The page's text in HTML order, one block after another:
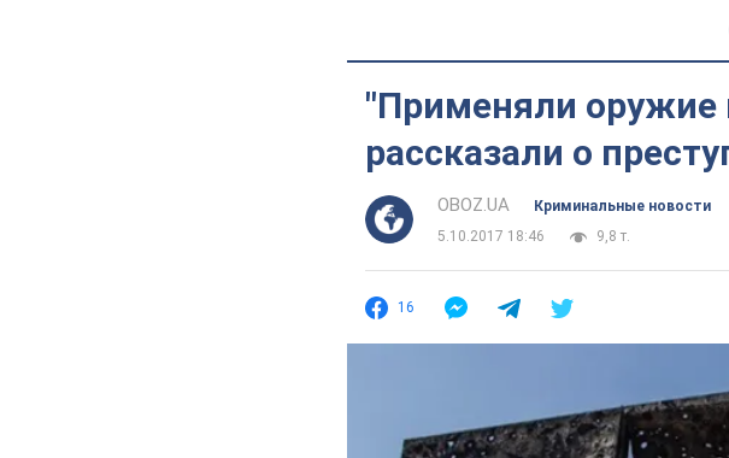
"Применяли оружие
рассказали о
OBOZ.UA
Криминальные новости
5.10.2017 18:46
9,8 т.
16